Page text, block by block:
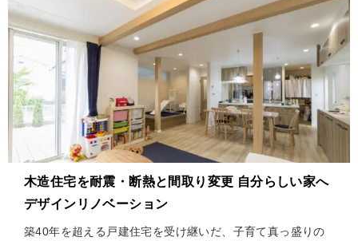
木造住宅を耐震・断熱と間取り変更 自分らしい家へ
デザインリノベーション
築40年を超える戸建住宅を受け継いだ、子育て真っ盛りの